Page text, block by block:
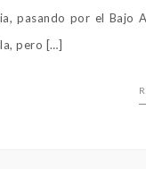
pasando por el Bajo
pero […]